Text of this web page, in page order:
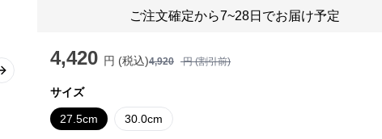
Next slide
ご注文確定から7~28日でお届け予定
4,420 円 (税込)4,920 円 (割引前)
サイズ
27.5cm 30.0cm